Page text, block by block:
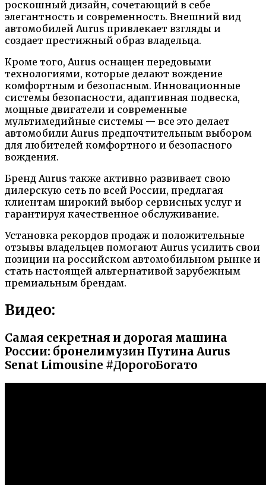
роскошный дизайн, сочетающий в себе
элегантность и современность. Внешний вид
автомобилей Aurus привлекает взгляды и
создает престижный образ владельца.
Кроме того, Aurus оснащен передовыми
технологиями, которые делают вождение
комфортным и безопасным. Инновационные
системы безопасности, адаптивная подвеска,
мощные двигатели и современные
мультимедийные системы — все это делает
автомобили Aurus предпочтительным выбором
для любителей комфортного и безопасного
вождения.
Бренд Aurus также активно развивает свою
дилерскую сеть по всей России, предлагая
клиентам широкий выбор сервисных услуг и
гарантируя качественное обслуживание.
Установка рекордов продаж и положительные
отзывы владельцев помогают Aurus усилить свои
позиции на российском автомобильном рынке и
стать настоящей альтернативой зарубежным
премиальным брендам.
Видео:
Самая секретная и дорогая машина
России: бронелимузин Путина Aurus
Senat Limousine #ДорогоБогато